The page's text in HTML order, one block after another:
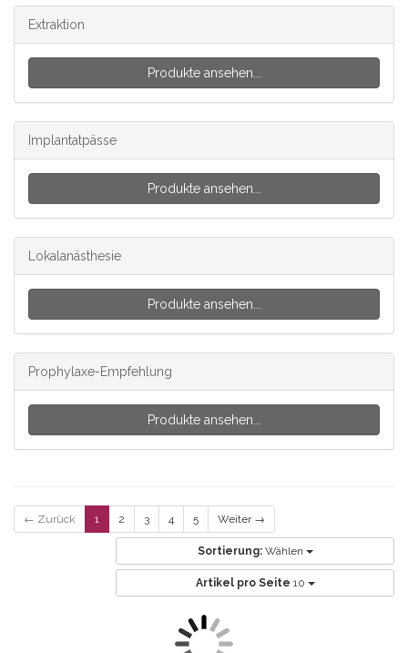
Extraktion
Produkte ansehen...
Implantatpässe
Produkte ansehen...
Lokalanästhesie
Produkte ansehen...
Prophylaxe-Empfehlung
Produkte ansehen...
← Zurück 1 2 3 4 5 Weiter →
Sortierung: Wählen
Artikel pro Seite 10